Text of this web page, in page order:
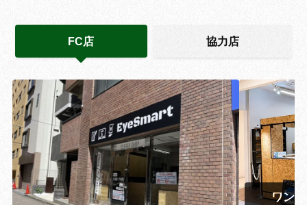
FC店 協力店
ワン